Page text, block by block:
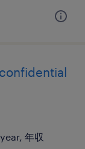
年収